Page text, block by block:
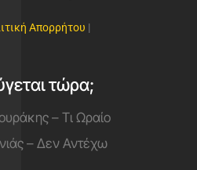
Απορρήτου |
τώρα;
– Τι Ωραίο
– Δεν Αντέχω